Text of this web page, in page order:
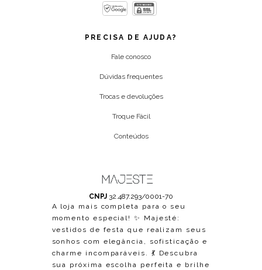
PRECISA DE AJUDA?
Fale conosco
Dúvidas frequentes
Trocas e devoluções
Troque Fácil
Conteúdos
CNPJ 32.487.293/0001-70
A loja mais completa para o seu
momento especial! ✨ Majesté:
vestidos de festa que realizam seus
sonhos com elegância, sofisticação e
charme incomparáveis. 💃 Descubra
sua próxima escolha perfeita e brilhe